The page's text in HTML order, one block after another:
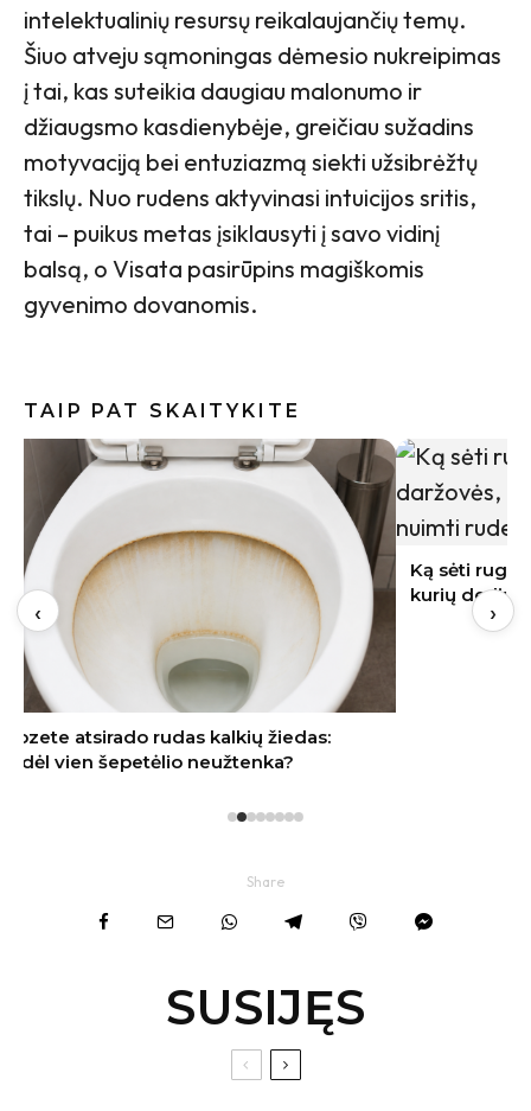
intelektualinių resursų reikalaujančių temų.
Šiuo atveju sąmoningas dėmesio nukreipimas
į tai, kas suteikia daugiau malonumo ir
džiaugsmo kasdienybėje, greičiau sužadins
motyvaciją bei entuziazmą siekti užsibrėžtų
tikslų. Nuo rudens aktyvinasi intuicijos sritis,
tai – puikus metas įsiklausyti į savo vidinį
balsą, o Visata pasirūpins magiškomis
gyvenimo dovanomis.
TAIP PAT SKAITYKITE
Ką sėti rugpjūtį Lietuvoje: 9 daržovės,
kurių derlių dar spėsite nuimti rudenį
Indai po
gali būti
‹ ›
Share
SUSIJĘS